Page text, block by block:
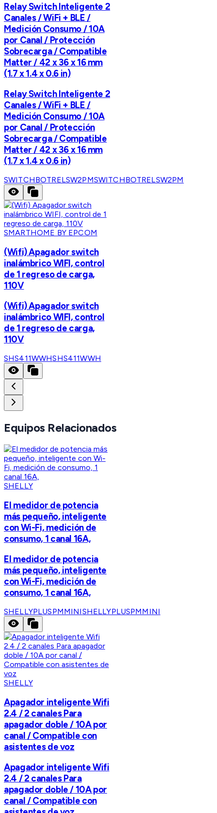
Relay Switch Inteligente 2
Canales / WiFi + BLE /
Medición Consumo / 10A
por Canal / Protección
Sobrecarga / Compatible
Matter / 42 x 36 x 16 mm
(1.7 x 1.4 x 0.6 in)
Relay Switch Inteligente 2
Canales / WiFi + BLE /
Medición Consumo / 10A
por Canal / Protección
Sobrecarga / Compatible
Matter / 42 x 36 x 16 mm
(1.7 x 1.4 x 0.6 in)
SWITCHBOTRELSW2PMSWITCHBOTRELSW2PM
SMARTHOME BY EPCOM
(Wifi) Apagador switch
inalámbrico WIFI, control
de 1 regreso de carga,
110V
(Wifi) Apagador switch
inalámbrico WIFI, control
de 1 regreso de carga,
110V
SHS411WWHSHS411WWH
Equipos Relacionados
SHELLY
El medidor de potencia
más pequeño, inteligente
con Wi-Fi, medición de
consumo, 1 canal 16A,
El medidor de potencia
más pequeño, inteligente
con Wi-Fi, medición de
consumo, 1 canal 16A,
SHELLYPLUSPMMINISHELLYPLUSPMMINI
SHELLY
Apagador inteligente Wifi
2.4 / 2 canales Para
apagador doble / 10A por
canal / Compatible con
asistentes de voz
Apagador inteligente Wifi
2.4 / 2 canales Para
apagador doble / 10A por
canal / Compatible con